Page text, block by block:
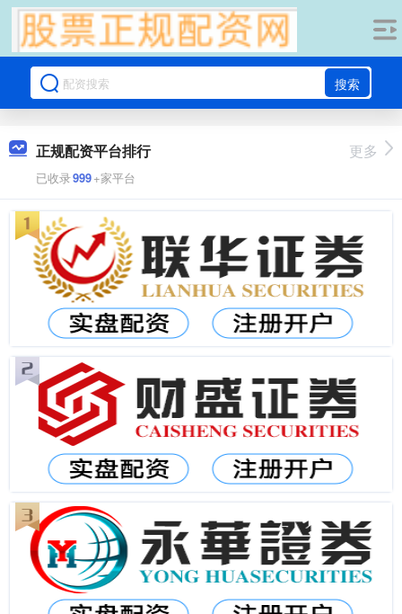
搜索
正规配资平台排行
已收录999+家平台
更多